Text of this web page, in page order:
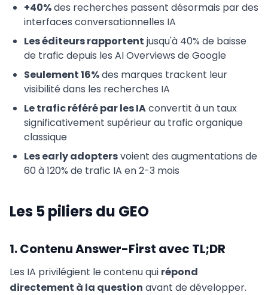
+40%des recherches passent désormais par des
interfaces conversationnelles IA
Les éditeurs rapportent jusqu'à 40% de baisse
de trafic depuis les AI Overviews de Google
Seulement 16%des marques trackent leur
visibilité dans les recherches IA
Le trafic référé par les IAconvertit à un taux
significativement supérieur au trafic organique
classique
Les early adoptersvoient des augmentations de
60 à 120% de trafic IA en 2-3 mois
Les 5 piliers du GEO
1. Contenu Answer-First avec TL;DR
Les IA privilégient le contenu qui répond
directement à la question avant de développer.